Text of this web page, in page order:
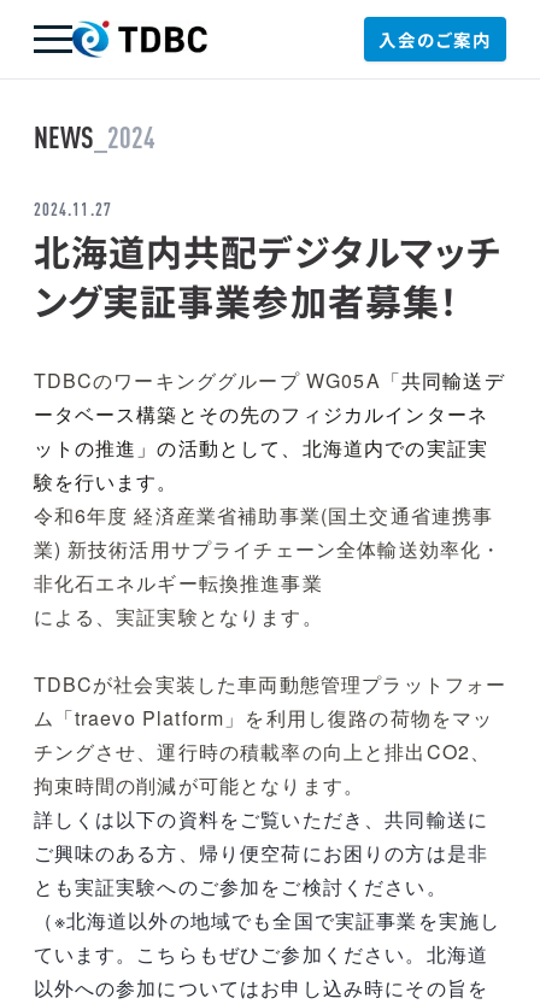
TDBC 入会のご案内
NEWS _2024
2024.11.27
北海道内共配デジタルマッチ
ング実証事業参加者募集！
TDBCのワーキンググループ WG05A「共同輸送デ
ータベース構築とその先のフィジカルインターネ
ットの推進」の活動として、北海道内での実証実
験を行います。
令和6年度 経済産業省補助事業(国土交通省連携事
業) 新技術活用サプライチェーン全体輸送効率化・
非化石エネルギー転換推進事業
による、実証実験となります。
TDBCが社会実装した車両動態管理プラットフォー
ム「traevo Platform」を利用し復路の荷物をマッ
チングさせ、運行時の積載率の向上と排出CO2、
拘束時間の削減が可能となります。
詳しくは以下の資料をご覧いただき、共同輸送に
ご興味のある方、帰り便空荷にお困りの方は是非
とも実証実験へのご参加をご検討ください。
（※北海道以外の地域でも全国で実証事業を実施し
ています。こちらもぜひご参加ください。北海道
以外への参加についてはお申し込み時にその旨を